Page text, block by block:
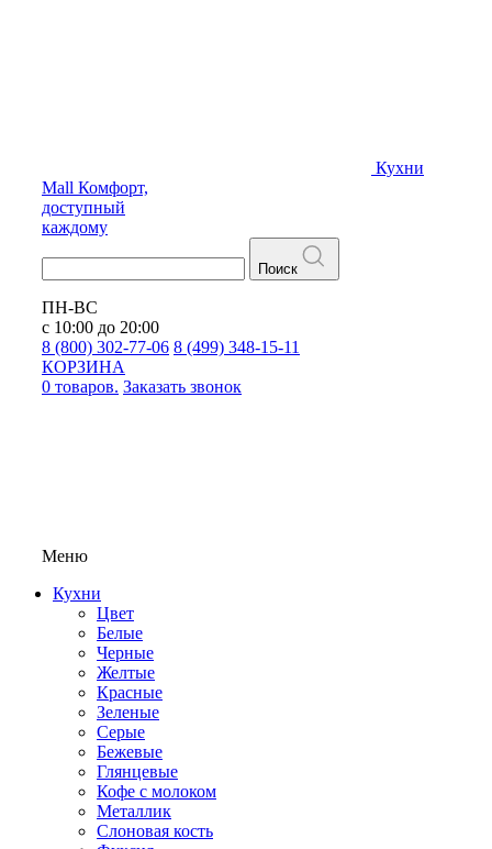
Кухни
Mall Комфорт,
доступный
каждому
Поиск
ПН-ВС
с 10:00 до 20:00
8 (800) 302-77-06 8 (499) 348-15-11
КОРЗИНА
0 товаров. Заказать звонок
Меню
Кухни
Цвет
Белые
Черные
Желтые
Красные
Зеленые
Серые
Бежевые
Глянцевые
Кофе с молоком
Металлик
Слоновая кость